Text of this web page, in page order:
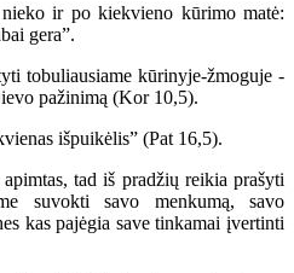
ir po kiekvieno kūrimo matė:
gera”.
tobuliausiame kūrinyje-žmoguje -
pažinimą (Kor 10,5).
išpuikėlis” (Pat 16,5).
tad iš pradžių reikia prašyti
suvokti savo menkumą, savo
kas pajėgia save tinkamai įvertinti